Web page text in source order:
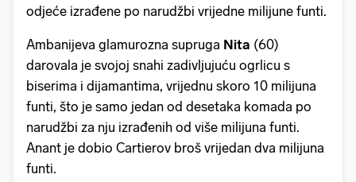
odjeće izrađene po narudžbi vrijedne milijune funti.
Ambanijeva glamurozna supruga Nita (60)
darovala je svojoj snahi zadivljujuću ogrlicu s
biserima i dijamantima, vrijednu skoro 10 milijuna
funti, što je samo jedan od desetaka komada po
narudžbi za nju izrađenih od više milijuna funti.
Anant je dobio Cartierov broš vrijedan dva milijuna
funti.